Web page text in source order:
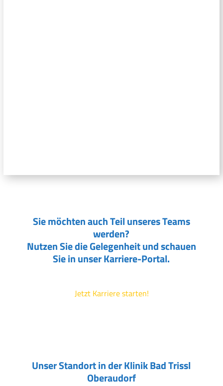
Sie möchten auch Teil unseres Teams
werden?
Nutzen Sie die Gelegenheit und schauen
Sie in unser Karriere-Portal.
Jetzt Karriere starten!
Unser Standort in der Klinik Bad Trissl
Oberaudorf